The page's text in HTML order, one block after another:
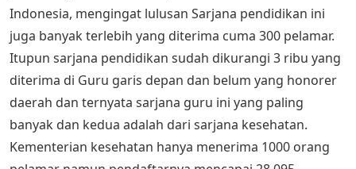
Indonesia, mengingat lulusan Sarjana pendidikan ini
juga banyak terlebih yang diterima cuma 300 pelamar.
Itupun sarjana pendidikan sudah dikurangi 3 ribu yang
diterima di Guru garis depan dan belum yang honorer
daerah dan ternyata sarjana guru ini yang paling
banyak dan kedua adalah dari sarjana kesehatan.
Kementerian kesehatan hanya menerima 1000 orang